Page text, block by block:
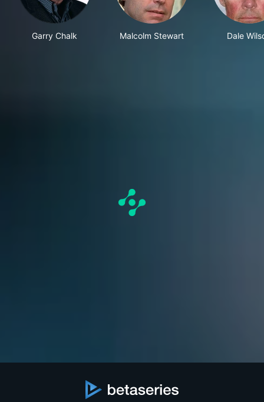
Garry Chalk Malcolm Stewart Dale